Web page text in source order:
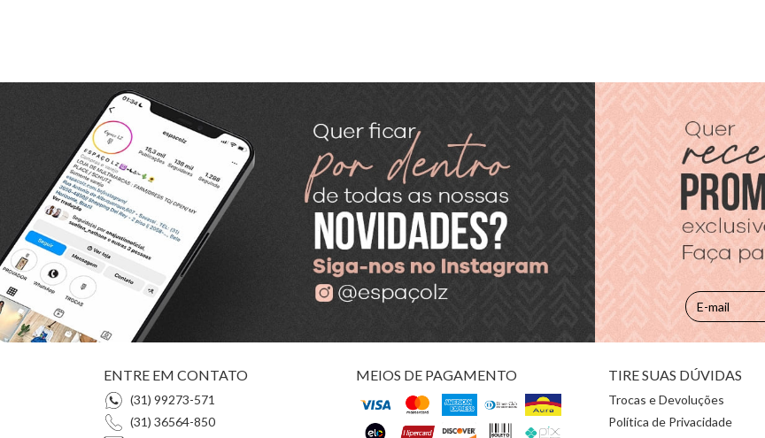
ENTRE EM CONTATO
(31) 99273-571
(31) 36564-850
MEIOS DE PAGAMENTO TIRE SUAS DÚVIDAS
Trocas e Devoluções
Política de Privacidade